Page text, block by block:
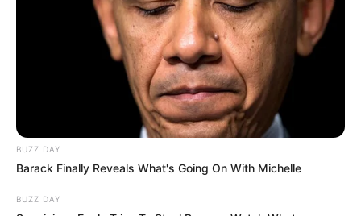
BUZZ DAY
Barack Finally Reveals What's Going On With Michelle
BUZZ DAY